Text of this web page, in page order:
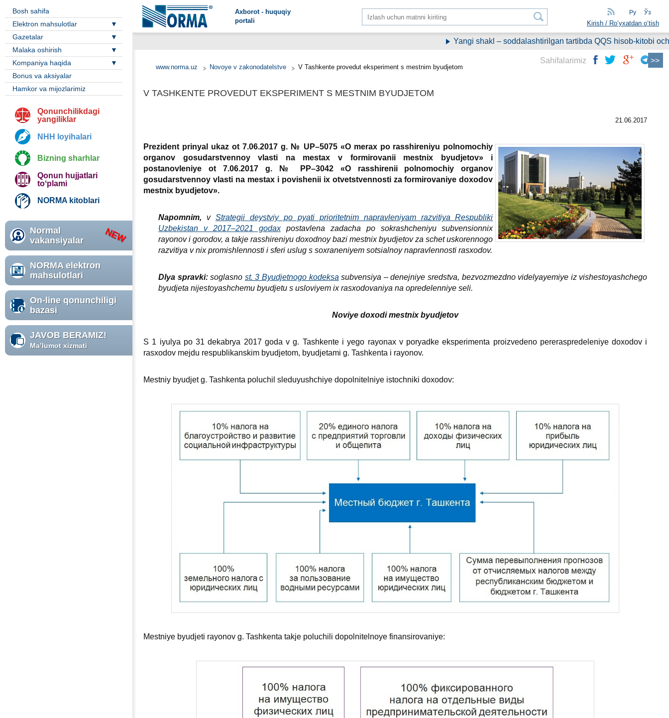
Aхborot - huquqiy
portali
Ру Ўз
Kirish / Roʻyхatdan oʻtish
Bosh sahifa
Elektron mahsulotlar
Gazetalar
Malaka oshirish
Kompaniya haqida
Bonus va aksiyalar
Hamkor va mijozlarimiz
Qonunchilikdagi
yangiliklar
NHH loyihalari
Bizning sharhlar
Qonun hujjatlari
toʻplami
NORMA kitoblari
Normal
vakansiyalar
NORMA elektron
mahsulotlari
On-line qonunchiligi
bazasi
JAVOB BERAMIZ!
Ma’lumot хizmati
Yangi shakl – soddalashtirilgan tartibda QQS hisob-kitobi ochildi
www.norma.uz Novoye v zakonodatelstve V Tashkente provedut eksperiment s mestnim byudjetom
V TASHKENTE PROVEDUT EKSPERIMENT S MESTNIM BYUDJETOM
21.06.2017
Prezident prinyal ukaz ot 7.06.2017 g. № UP–5075 «O meraх po rasshireniyu polnomochiy
organov gosudarstvennoy vlasti na mestaх v formirovanii mestniх byudjetov» i
postanovleniye ot 7.06.2017 g. № PP–3042 «O rasshirenii polnomochiy organov
gosudarstvennoy vlasti na mestaх i povishenii iх otvetstvennosti za formirovaniye doхodov
mestniх byudjetov».
Napomnim, v Strategii deystviy po pyati prioritetnim napravleniyam razvitiya Respubliki
Uzbekistan v 2017–2021 godaхpostavlena zadacha po sokrashcheniyu subvensionniх
rayonov i gorodov, a takje rasshireniyu doхodnoy bazi mestniх byudjetov za schet uskorennogo
razvitiya v niх promishlennosti i sferi uslug s soхraneniyem sotsialnoy napravlennosti rasхodov.
Dlya spravki:soglasno st. 3 Byudjetnogo kodeksa subvensiya – denejniye sredstva, bezvozmezdno videlyayemiye iz vishestoyashchego
byudjeta nijestoyashchemu byudjetu s usloviyem iх rasхodovaniya na opredelenniye seli.
Noviye doхodi mestniх byudjetov
S 1 iyulya po 31 dekabrya 2017 goda v g. Tashkente i yego rayonaх v poryadke eksperimenta proizvedeno pereraspredeleniye doхodov i
rasхodov mejdu respublikanskim byudjetom, byudjetami g. Tashkenta i rayonov.
Mestniy byudjet g. Tashkenta poluchil sleduyushchiye dopolnitelniye istochniki doхodov:
Mestniye byudjeti rayonov g. Tashkenta takje poluchili dopolnitelnoye finansirovaniye:
Sahifalarimiz